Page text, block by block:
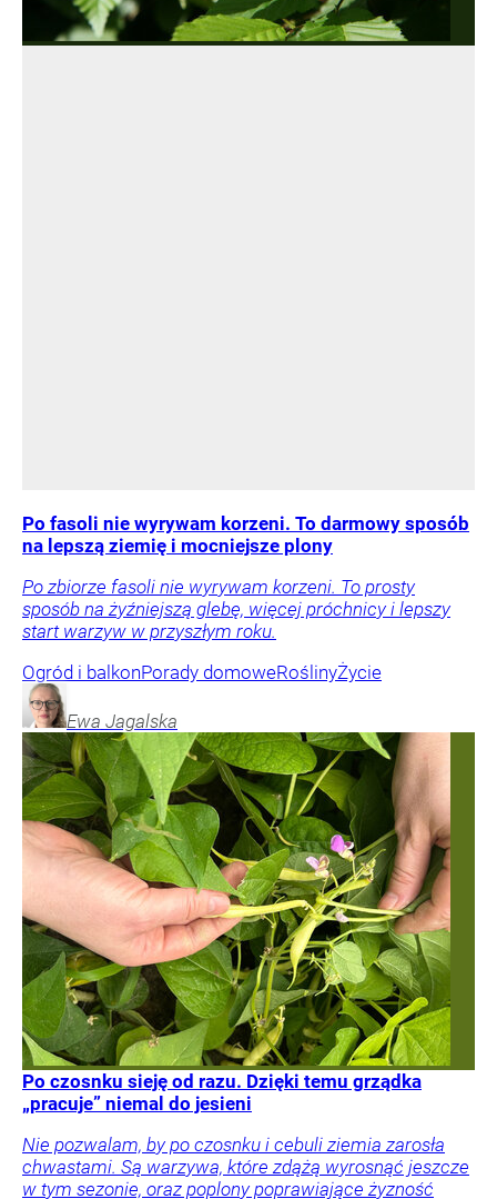
Po fasoli nie wyrywam korzeni. To darmowy sposób
na lepszą ziemię i mocniejsze plony
Po zbiorze fasoli nie wyrywam korzeni. To prosty
sposób na żyźniejszą glebę, więcej próchnicy i lepszy
start warzyw w przyszłym roku.
Ogród i balkonPorady domoweRoślinyŻycie
Ewa Jagalska
Po czosnku sieję od razu. Dzięki temu grządka
„pracuje” niemal do jesieni
Nie pozwalam, by po czosnku i cebuli ziemia zarosła
chwastami. Są warzywa, które zdążą wyrosnąć jeszcze
w tym sezonie, oraz poplony poprawiające żyzność